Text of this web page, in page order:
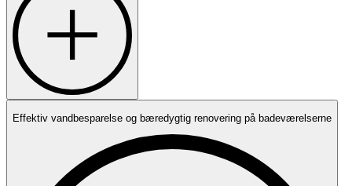
Effektiv vandbesparelse og bæredygtig renovering på badeværelserne